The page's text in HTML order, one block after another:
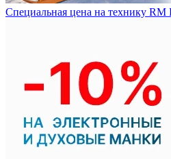
Специальная цена на технику RM